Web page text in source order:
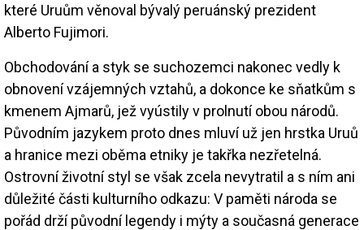
které Uruům věnoval bývalý peruánský prezident
Alberto Fujimori.
Obchodování a styk se suchozemci nakonec vedly k
obnovení vzájemných vztahů, a dokonce ke sňatkům s
kmenem Ajmarů, jež vyústily v prolnutí obou národů.
Původním jazykem proto dnes mluví už jen hrstka Uruů
a hranice mezi oběma etniky je takřka nezřetelná.
Ostrovní životní styl se však zcela nevytratil a s ním ani
důležité části kulturního odkazu: V paměti národa se
pořád drží původní legendy i mýty a současná generace